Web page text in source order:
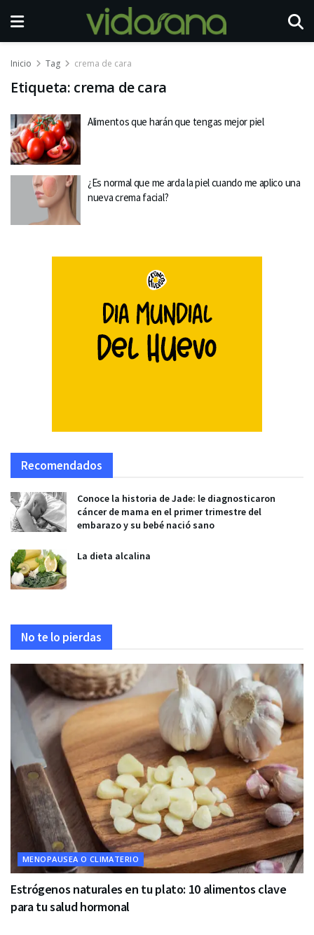
Inicio Tag crema de cara
Etiqueta: crema de cara
Alimentos que harán que tengas mejor piel
¿Es normal que me arda la piel cuando me aplico una
nueva crema facial?
Recomendados
Conoce la historia de Jade: le diagnosticaron
cáncer de mama en el primer trimestre del
embarazo y su bebé nació sano
La dieta alcalina
No te lo pierdas
MENOPAUSEA O CLIMATERIO
Estrógenos naturales en tu plato: 10 alimentos clave
para tu salud hormonal